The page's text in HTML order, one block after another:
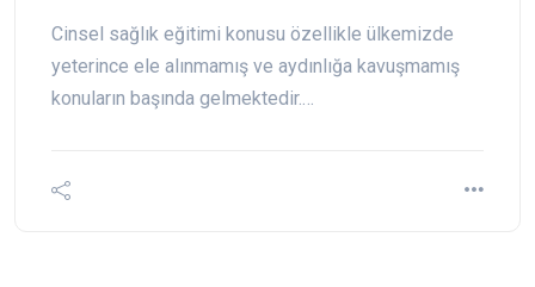
Cinsel sağlık eğitimi konusu özellikle ülkemizde
yeterince ele alınmamış ve aydınlığa kavuşmamış
konuların başında gelmektedir.…